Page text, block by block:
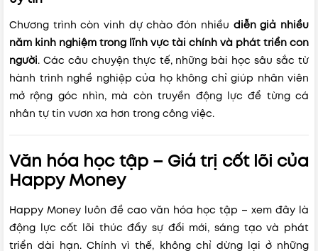
Chương trình còn vinh dự chào đón nhiều diễn giả nhiều
năm kinh nghiệm trong lĩnh vực tài chính và phát triển con
người. Các câu chuyện thực tế, những bài học sâu sắc từ
hành trình nghề nghiệp của họ không chỉ giúp nhân viên
mở rộng góc nhìn, mà còn truyền động lực để từng cá
nhân tự tin vươn xa hơn trong công việc.
Văn hóa học tập – Giá trị cốt lõi của
Happy Money
Happy Money luôn đề cao văn hóa học tập – xem đây là
động lực cốt lõi thúc đẩy sự đổi mới, sáng tạo và phát
triển dài hạn. Chính vì thế, không chỉ dừng lại ở những